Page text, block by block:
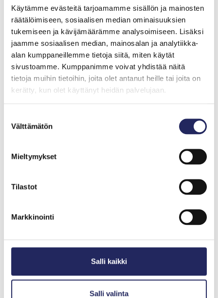
Käytämme evästeitä tarjoamamme sisällön ja mainosten
räätälöimiseen, sosiaalisen median ominaisuuksien
tukemiseen ja kävijämäärämme analysoimiseen. Lisäksi
jaamme sosiaalisen median, mainosalan ja analytiikka-
alan kumppaneillemme tietoja siitä, miten käytät
sivustoamme. Kumppanimme voivat yhdistää näitä
tietoja muihin tietoihin, joita olet antanut heille tai joita on
kerätty, kun olet käyttänyt heidän palvelujaan.
valinta
Välttämätön
Mieltymykset
Tilastot
Markkinointi
Salli kaikki
Salli valinta
Itämeri-aiheisista tapahtumista, säätiön
hankkeiden etenemisestä, merellisistä
julkaisuista ja muista kiinnostavista sisällöistä.
Etunimi*
Sähköposti
John Nurmisen Säätiölle ja sen tytäryhtiölle Baltic Sea
Services Oy:lle. Tietojasi käsitellään John Nurmisen